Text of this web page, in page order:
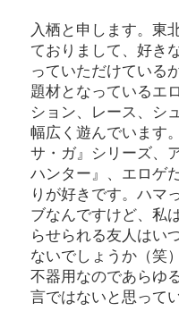
入栖と申します。東
ておりまして、好き
っていただけている
題材となっているエ
ション、レース、シ
幅広く遊んでいます
サ・ガ』シリーズ、
ハンター』、エロゲ
りが好きです。ハマ
ブなんですけど、私
らせられる友人はい
ないでしょうか（笑
不器用なのであらゆ
言ではないと思って